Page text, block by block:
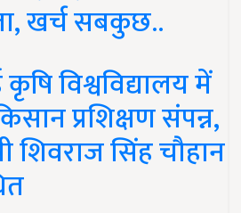
खर्च सबकुछ..
कृषि विश्वविद्यालय में
प्रशिक्षण संपन्न,
शिवराज सिंह चौहान